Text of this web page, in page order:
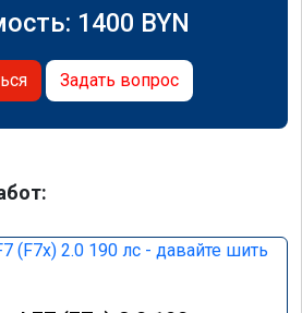
1400 BYN
Задать вопрос